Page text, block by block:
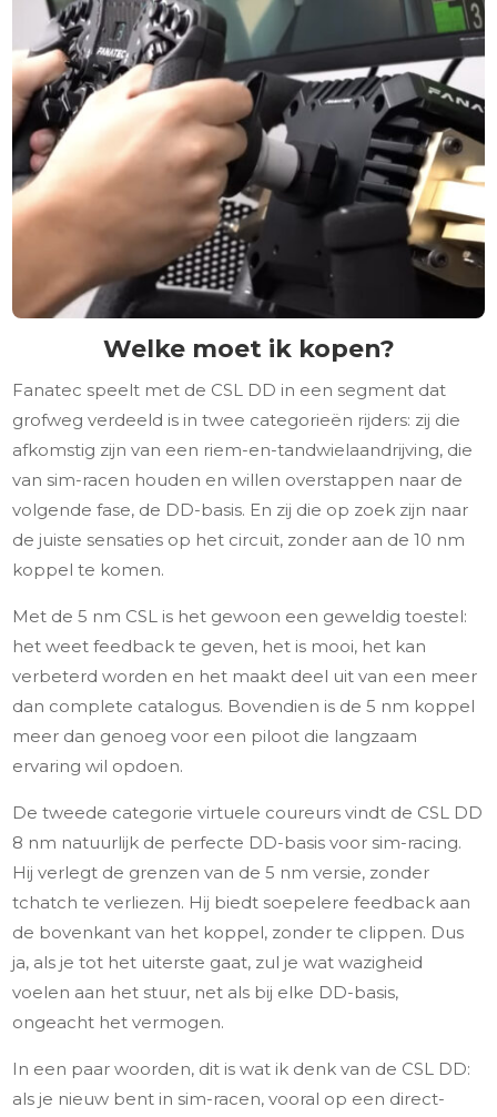
Welke moet ik kopen?
Fanatec speelt met de CSL DD in een segment dat
grofweg verdeeld is in twee categorieën rijders: zij die
afkomstig zijn van een riem-en-tandwielaandrijving, die
van sim-racen houden en willen overstappen naar de
volgende fase, de DD-basis. En zij die op zoek zijn naar
de juiste sensaties op het circuit, zonder aan de 10 nm
koppel te komen.
Met de 5 nm CSL is het gewoon een geweldig toestel:
het weet feedback te geven, het is mooi, het kan
verbeterd worden en het maakt deel uit van een meer
dan complete catalogus. Bovendien is de 5 nm koppel
meer dan genoeg voor een piloot die langzaam
ervaring wil opdoen.
De tweede categorie virtuele coureurs vindt de CSL DD
8 nm natuurlijk de perfecte DD-basis voor sim-racing.
Hij verlegt de grenzen van de 5 nm versie, zonder
tchatch te verliezen. Hij biedt soepelere feedback aan
de bovenkant van het koppel, zonder te clippen. Dus
ja, als je tot het uiterste gaat, zul je wat wazigheid
voelen aan het stuur, net als bij elke DD-basis,
ongeacht het vermogen.
In een paar woorden, dit is wat ik denk van de CSL DD:
als je nieuw bent in sim-racen, vooral op een direct-